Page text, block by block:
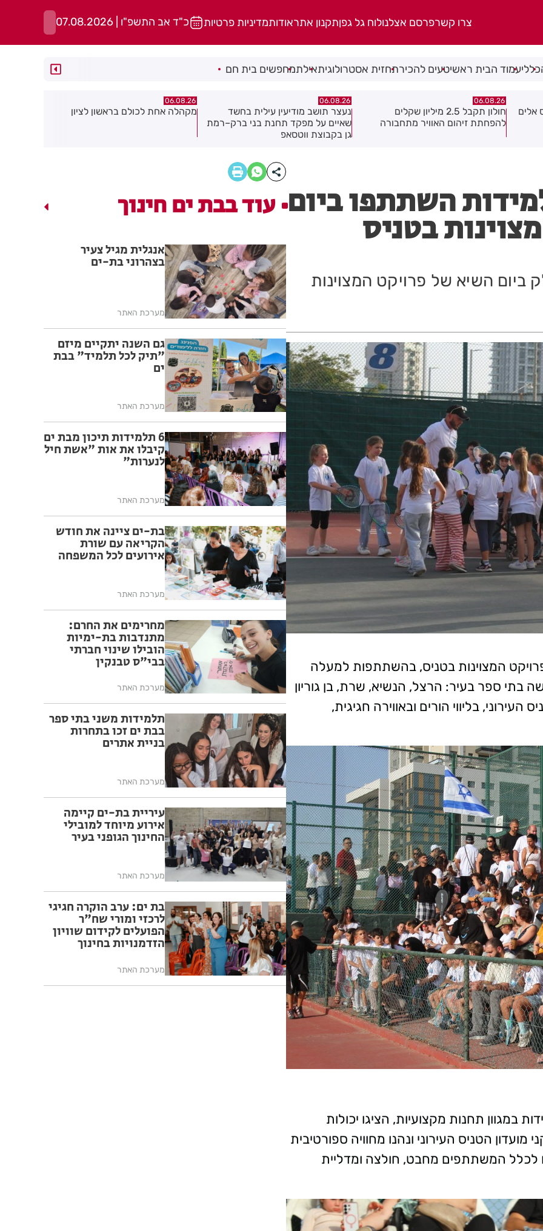
צרו קשרפרסם אצלנולוח גל גפןתקנון אתראודותמדיניות פרטיות כ"ד אב התשפ"ו | 07.08.2026
כלליעמוד הבית ראשיטעים להכירתחזית אסטרולוגיתאילתמחפשים בית חם
06.08.26
נעצר תושב מודיעין עילית בחשד
שאיים על מפקד תחנת בני ברק–רמת
06.08.26
מקהלה אחת לכולם בראשון לציון
06.08.26
תושב חולון נעדר כבר שבועיים
השתתפו ביום
בטניס
חלק ביום השיא של פרויקט המצוינות
של פרויקט המצוינות בטניס, בהשתתפות למעלה
בתי ספר בעיר: הרצל, הנשיא, שרת, בן גוריון
בליווי הורים ובאווירה חגיגית,
תחנות מקצועיות, הציגו יכולות
הטניס העירוני ונהנו מחוויה ספורטיבית
לכלל המשתתפים מחבט, חולצה ומדליית
עוד בבת ים חינוך
אנגלית מגיל צעיר
בצהרוני בת-ים
מערכת האתר
גם השנה יתקיים מיזם
"תיק לכל תלמיד" בבת
ים
מערכת האתר
6 תלמידות תיכון מבת ים
קיבלו את אות "אשת חיל
לנערות"
מערכת האתר
בת-ים ציינה את חודש
הקריאה עם שורת
אירועים לכל המשפחה
מערכת האתר
מחרימים את החרם:
מתנדבות בת-ימיות
הובילו שינוי חברתי
בבי"ס טבנקין
מערכת האתר
תלמידות משני בתי ספר
בבת ים זכו בתחרות
בניית אתרים
מערכת האתר
עיריית בת-ים קיימה
אירוע מיוחד למובילי
החינוך הגופני בעיר
מערכת האתר
בת ים: ערב הוקרה חגיגי
לרכזי ומורי שח"ר
הפועלים לקידום שוויון
הזדמנויות בחינוך
מערכת האתר